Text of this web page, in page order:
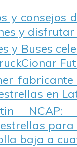
y consejos
y disfrutar
y Buses
en
NCAP:
para
baja a